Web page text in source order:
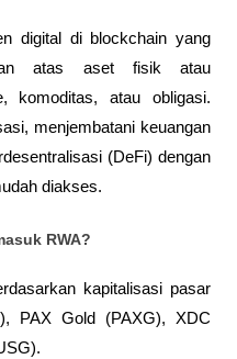
digital di blockchain yang
atas aset fisik atau
komoditas, atau obligasi.
menjembatani keuangan
(DeFi) dengan
diakses.
RWA?
kapitalisasi pasar
PAX Gold (PAXG), XDC